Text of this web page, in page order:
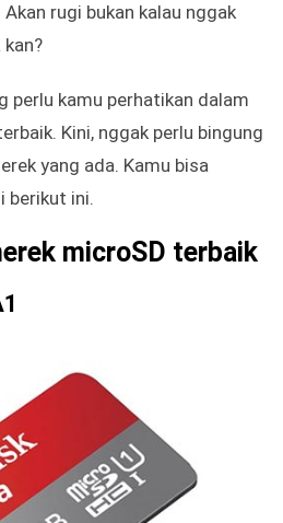
rugi bukan kalau nggak
perlu kamu perhatikan dalam
Kini, nggak perlu bingung
yang ada. Kamu bisa
berikut ini.
microSD terbaik